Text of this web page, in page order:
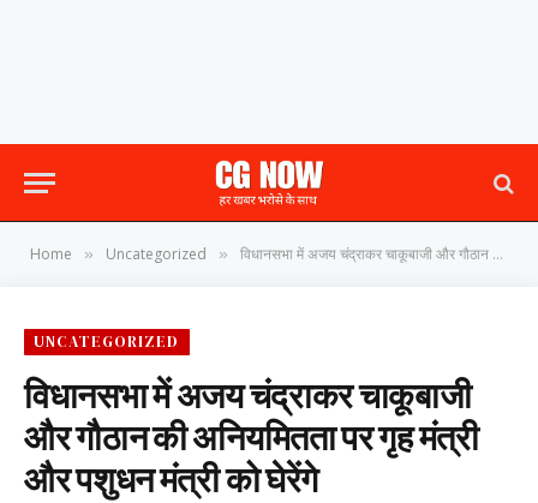
Home » Uncategorized » विधानसभा में अजय चंद्राकर चाकूबाजी और गौठान की अनियमितता पर गृह मंत्री और पशुधन मंत्री को घेरेंगे
UNCATEGORIZED
विधानसभा में अजय चंद्राकर चाकूबाजी
और गौठान की अनियमितता पर गृह मंत्री
और पशुधन मंत्री को घेरेंगे